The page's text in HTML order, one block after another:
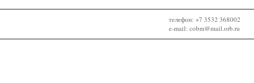
телефон: +7 3532 368002
e-mail: cobm@mail.orb.ru